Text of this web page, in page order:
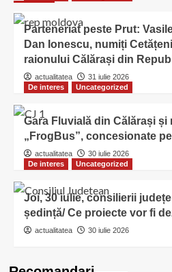
Parteneriat peste Prut:
Dan Ionescu, numiți
raionului Călărași din
actualitatea
31 iulie 2026
De interes
Uncategorized
Gara Fluvială din Călărași
„FrogBus”, concesionate
actualitatea
30 iulie 2026
De interes
Uncategorized
Joi, 30 iulie, consilierii
ședință/ Ce proiecte vor fi
actualitatea 30 iulie 2026